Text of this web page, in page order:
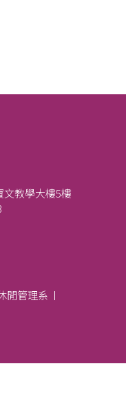
文教學大樓5樓
閒管理系